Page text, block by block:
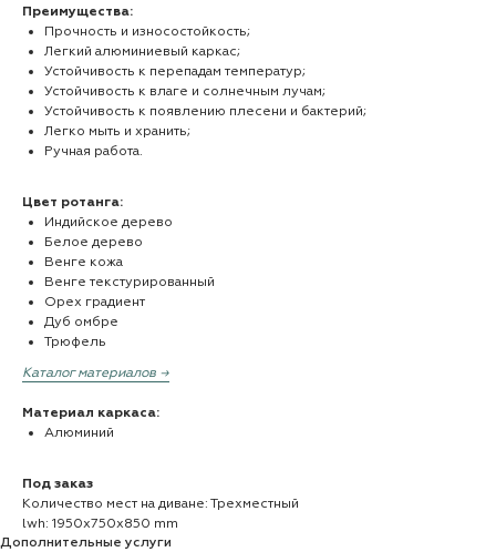
Преимущества:
Прочность и износостойкость;
Легкий алюминиевый каркас;
Устойчивость к перепадам температур;
Устойчивость к влаге и солнечным лучам;
Устойчивость к появлению плесени и бактерий;
Легко мыть и хранить;
Ручная работа.
Цвет ротанга:
Индийское дерево
Белое дерево
Венге кожа
Венге текстурированный
Орех градиент
Дуб омбре
Трюфель
Каталог материалов →
Материал каркаса:
Алюминий
Под заказ
Количество мест на диване: Трехместный
lwh: 1950x750x850 mm
Дополнительные услуги